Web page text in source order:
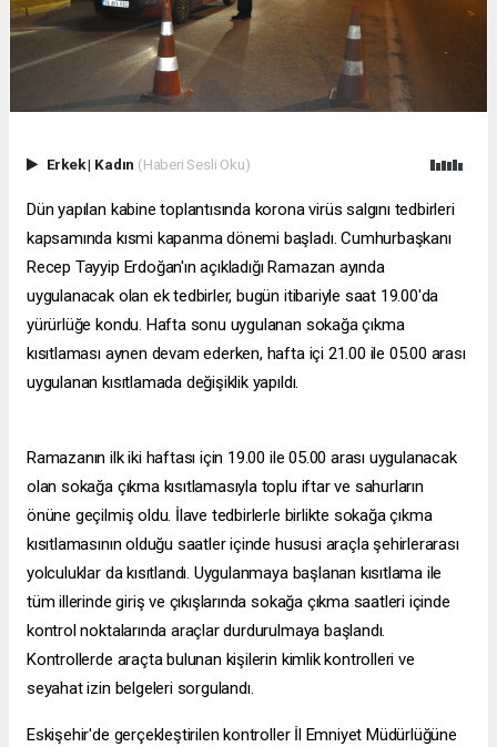
Erkek| Kadın (Haberi Sesli Oku)
Dün yapılan kabine toplantısında korona virüs salgını tedbirleri
kapsamında kısmi kapanma dönemi başladı. Cumhurbaşkanı
Recep Tayyip Erdoğan'ın açıkladığı Ramazan ayında
uygulanacak olan ek tedbirler, bugün itibariyle saat 19.00'da
yürürlüğe kondu. Hafta sonu uygulanan sokağa çıkma
kısıtlaması aynen devam ederken, hafta içi 21.00 ile 05.00 arası
uygulanan kısıtlamada değişiklik yapıldı.
Ramazanın ilk iki haftası için 19.00 ile 05.00 arası uygulanacak
olan sokağa çıkma kısıtlamasıyla toplu iftar ve sahurların
önüne geçilmiş oldu. İlave tedbirlerle birlikte sokağa çıkma
kısıtlamasının olduğu saatler içinde hususi araçla şehirlerarası
yolculuklar da kısıtlandı. Uygulanmaya başlanan kısıtlama ile
tüm illerinde giriş ve çıkışlarında sokağa çıkma saatleri içinde
kontrol noktalarında araçlar durdurulmaya başlandı.
Kontrollerde araçta bulunan kişilerin kimlik kontrolleri ve
seyahat izin belgeleri sorgulandı.
Eskişehir'de gerçekleştirilen kontroller İl Emniyet Müdürlüğüne